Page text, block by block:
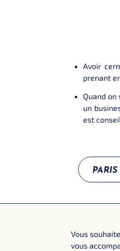
Avoir
prenant
Quand
un
est
Vous
vous